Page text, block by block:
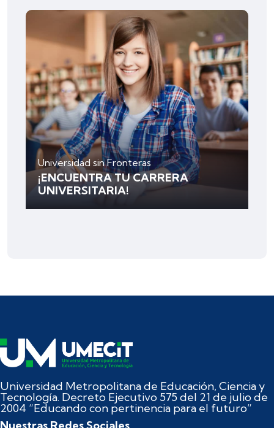
Universidad sin Fronteras
¡ENCUENTRA TU CARRERA
UNIVERSITARIA!
Universidad Metropolitana de Educación, Ciencia y
Tecnología. Decreto Ejecutivo 575 del 21 de julio de
2004 “Educando con pertinencia para el futuro”
Nuestras Redes Sociales